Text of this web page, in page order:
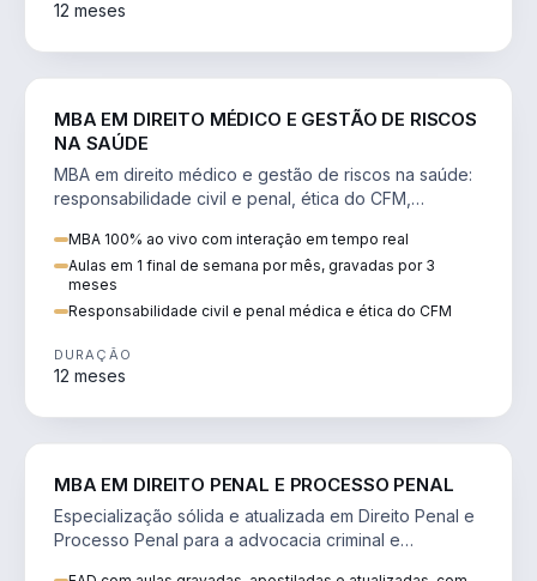
12 meses
MBA EM DIREITO MÉDICO E GESTÃO DE RISCOS
NA SAÚDE
MBA em direito médico e gestão de riscos na saúde:
responsabilidade civil e penal, ética do CFM,
MBA 100% ao vivo com interação em tempo real
Aulas em 1 final de semana por mês, gravadas por 3
meses
Responsabilidade civil e penal médica e ética do CFM
DURAÇÃO
12 meses
MBA EM DIREITO PENAL E PROCESSO PENAL
Especialização sólida e atualizada em Direito Penal e
Processo Penal para a advocacia criminal e